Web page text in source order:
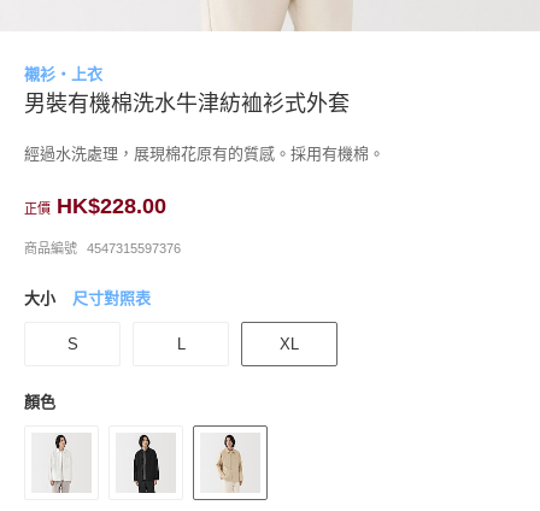
襯衫・上衣
男裝有機棉洗水牛津紡裇衫式外套
經過水洗處理，展現棉花原有的質感。採用有機棉。
正價 HK$228.00
商品編號 4547315597376
大小 尺寸對照表
S L XL
顏色